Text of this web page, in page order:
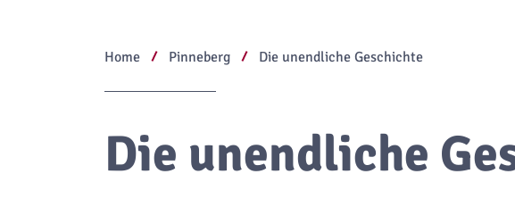
Home Pinneberg Die unendliche Geschichte
Die unendliche